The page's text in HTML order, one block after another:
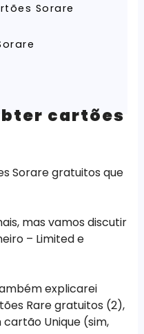
Sorare
cartões
Sorare gratuitos que
mas vamos discutir
– Limited e
explicarei
Rare gratuitos (2),
Unique (sim,